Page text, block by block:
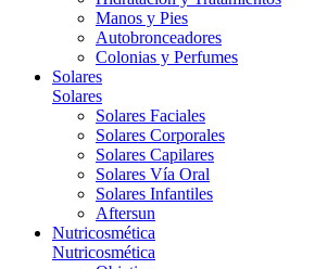
Manos y Pies
Autobronceadores
Colonias y Perfumes
Solares
Solares
Solares Faciales
Solares Corporales
Solares Capilares
Solares Vía Oral
Solares Infantiles
Aftersun
Nutricosmética
Nutricosmética